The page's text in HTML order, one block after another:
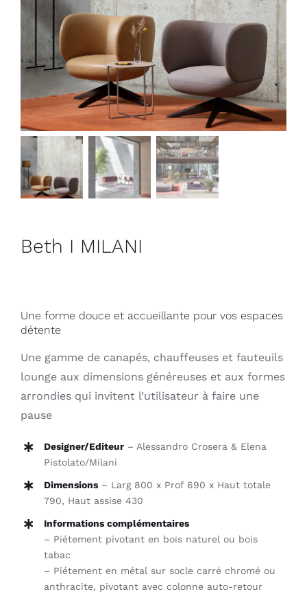
Outlet
Contact
Beth I MILANI
Une forme douce et accueillante pour vos espaces
détente
Une gamme de canapés, chauffeuses et fauteuils
lounge aux dimensions généreuses et aux formes
arrondies qui invitent l’utilisateur à faire une
pause
Designer/Editeur– Alessandro Crosera & Elena
Pistolato/Milani
Dimensions– Larg 800 x Prof 690 x Haut totale
790, Haut assise 430
Informations complémentaires
– Piétement pivotant en bois naturel ou bois
tabac
– Piétement en métal sur socle carré chromé ou
anthracite, pivotant avec colonne auto-retour